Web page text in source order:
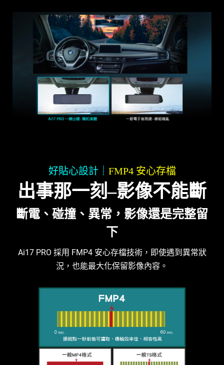
好貼心設計｜ FMP4 安心存檔
出事那一刻–影像不能斷
斷電、碰撞、異常，影像還是完整留
下
Ai17 PRO 採用 FMP4 安心存檔技術，即使遇到異常狀
況，也能最大化保留影像內容。